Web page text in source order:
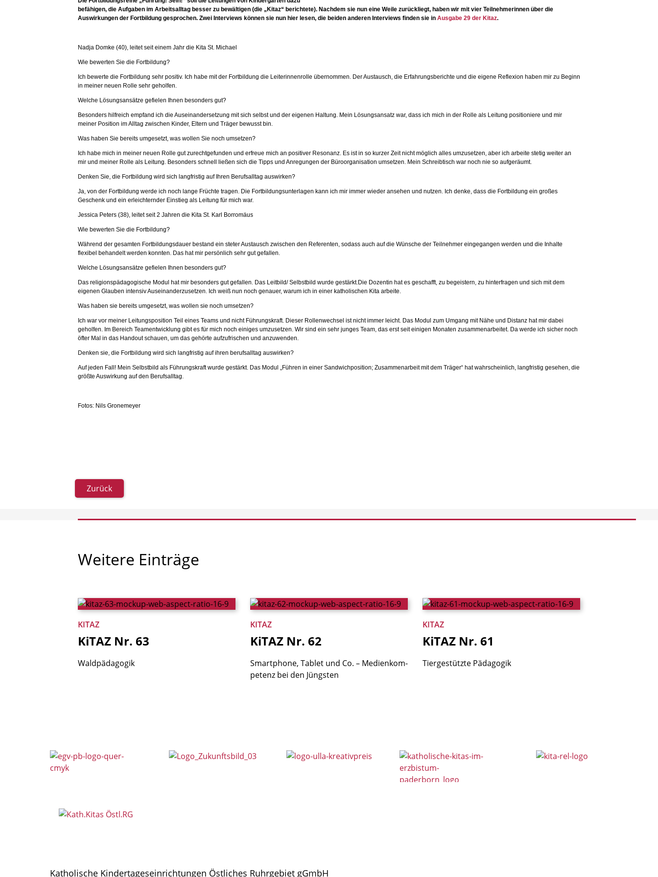
befähigen, die Aufgaben im Arbeitsalltag besser zu bewältigen (die „Kitaz“ berichtete). Nachdem sie nun eine Weile zurückliegt, haben wir mit vier Teilnehmerinnen über die
Auswirkungen der Fortbildung gesprochen. Zwei Interviews können sie nun hier lesen, die beiden anderen Interviews finden sie in Ausgabe 29 der Kitaz.
Nadja Domke (40), leitet seit einem Jahr die Kita St. Michael
Wie bewerten Sie die Fortbildung?
Ich bewerte die Fortbildung sehr positiv. Ich habe mit der Fortbildung die Leiterinnenrolle übernommen. Der Austausch, die Erfahrungsberichte und die eigene Reflexion haben mir zu Beginn
in meiner neuen Rolle sehr geholfen.
Welche Lösungsansätze gefielen Ihnen besonders gut?
Besonders hilfreich empfand ich die Auseinandersetzung mit sich selbst und der eigenen Haltung. Mein Lösungsansatz war, dass ich mich in der Rolle als Leitung positioniere und mir
meiner Position im Alltag zwischen Kinder, Eltern und Träger bewusst bin.
Was haben Sie bereits umgesetzt, was wollen Sie noch umsetzen?
Ich habe mich in meiner neuen Rolle gut zurechtgefunden und erfreue mich an positiver Resonanz. Es ist in so kurzer Zeit nicht möglich alles umzusetzen, aber ich arbeite stetig weiter an
mir und meiner Rolle als Leitung. Besonders schnell ließen sich die Tipps und Anregungen der Büroorganisation umsetzen. Mein Schreibtisch war noch nie so aufgeräumt.
Denken Sie, die Fortbildung wird sich langfristig auf Ihren Berufsalltag auswirken?
Ja, von der Fortbildung werde ich noch lange Früchte tragen. Die Fortbildungsunterlagen kann ich mir immer wieder ansehen und nutzen. Ich denke, dass die Fortbildung ein großes
Geschenk und ein erleichternder Einstieg als Leitung für mich war.
Jessica Peters (38), leitet seit 2 Jahren die Kita St. Karl Borromäus
Wie bewerten Sie die Fortbildung?
Während der gesamten Fortbildungsdauer bestand ein steter Austausch zwischen den Referenten, sodass auch auf die Wünsche der Teilnehmer eingegangen werden und die Inhalte
flexibel behandelt werden konnten. Das hat mir persönlich sehr gut gefallen.
Welche Lösungsansätze gefielen Ihnen besonders gut?
Das religionspädagogische Modul hat mir besonders gut gefallen. Das Leitbild/ Selbstbild wurde gestärkt.Die Dozentin hat es geschafft, zu begeistern, zu hinterfragen und sich mit dem
eigenen Glauben intensiv Auseinanderzusetzen. Ich weiß nun noch genauer, warum ich in einer katholischen Kita arbeite.
Was haben sie bereits umgesetzt, was wollen sie noch umsetzen?
Ich war vor meiner Leitungsposition Teil eines Teams und nicht Führungskraft. Dieser Rollenwechsel ist nicht immer leicht. Das Modul zum Umgang mit Nähe und Distanz hat mir dabei
geholfen. Im Bereich Teamentwicklung gibt es für mich noch einiges umzusetzen. Wir sind ein sehr junges Team, das erst seit einigen Monaten zusammenarbeitet. Da werde ich sicher noch
öfter Mal in das Handout schauen, um das gehörte aufzufrischen und anzuwenden.
Denken sie, die Fortbildung wird sich langfristig auf ihren berufsalltag auswirken?
Auf jeden Fall! Mein Selbstbild als Führungskraft wurde gestärkt. Das Modul „Führen in einer Sandwichposition; Zusammenarbeit mit dem Träger“ hat wahrscheinlich, langfristig gesehen, die
größte Auswirkung auf den Berufsalltag.
Fotos: Nils Gronemeyer
Zurück
Weitere Einträge
KITAZ
KiTAZ Nr. 63
Waldpädagogik
KITAZ
KiTAZ Nr. 62
Smartphone, Tablet und Co. – Medienkom­
petenz bei den Jüngsten
KITAZ
KiTAZ Nr. 61
Tiergestützte Pädagogik
Katholische Kindertageseinrichtungen Östliches Ruhrgebiet gGmbH